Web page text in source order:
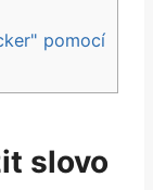
pomocí
slovo